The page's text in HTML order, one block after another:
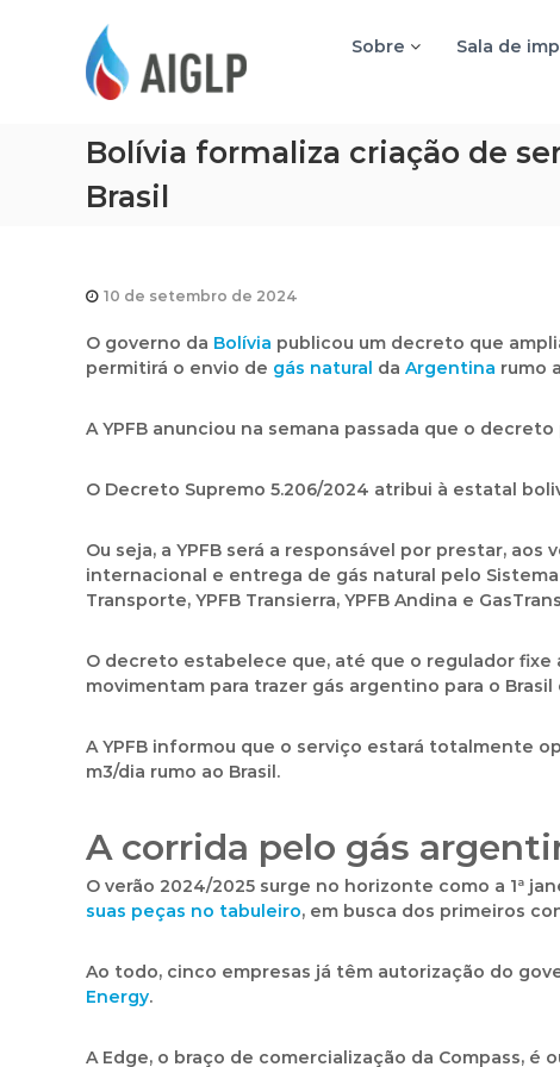
Sobre Sala de
Bolívia formaliza criação de
Brasil
10 de setembro de 2024
O governo da Bolívia publicou um decreto que
permitirá o envio de gás natural da Argentina rumo
A YPFB anunciou na semana passada que o
O Decreto Supremo 5.206/2024 atribui à estatal
Ou seja, a YPFB será a responsável por prestar,
internacional e entrega de gás natural pelo
Transporte, YPFB Transierra, YPFB Andina e
O decreto estabelece que, até que o regulador
movimentam para trazer gás argentino para o
A YPFB informou que o serviço estará totalmente
m3/dia rumo ao Brasil.
A corrida pelo gás
O verão 2024/2025 surge no horizonte como a 1ª
suas peças no tabuleiro, em busca dos primeiros
Ao todo, cinco empresas já têm autorização do
Energy.
A Edge, o braço de comercialização da Compass, é